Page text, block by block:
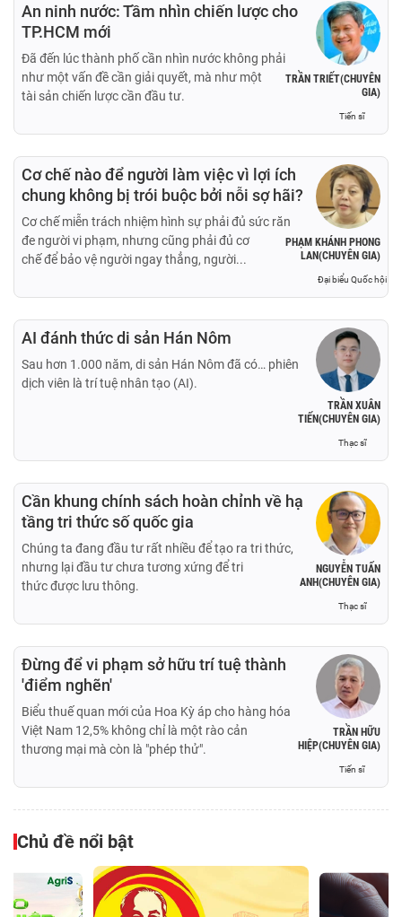
TRẦN TRIẾT(CHUYÊN
GIA)
Tiến sĩ
An ninh nước: Tầm nhìn chiến lược cho
TP.HCM mới
Đã đến lúc thành phố cần nhìn nước không phải
như một vấn đề cần giải quyết, mà như một
tài sản chiến lược cần đầu tư.
PHẠM KHÁNH PHONG
LAN(CHUYÊN GIA)
Đại biểu Quốc hội
Cơ chế nào để người làm việc vì lợi ích
chung không bị trói buộc bởi nỗi sợ hãi?
Cơ chế miễn trách nhiệm hình sự phải đủ sức răn
đe người vi phạm, nhưng cũng phải đủ cơ
chế để bảo vệ người ngay thẳng, người...
TRẦN XUÂN
TIẾN(CHUYÊN GIA)
Thạc sĩ
AI đánh thức di sản Hán Nôm
Sau hơn 1.000 năm, di sản Hán Nôm đã có… phiên
dịch viên là trí tuệ nhân tạo (AI).
NGUYỄN TUẤN
ANH(CHUYÊN GIA)
Thạc sĩ
Cần khung chính sách hoàn chỉnh về hạ
tầng tri thức số quốc gia
Chúng ta đang đầu tư rất nhiều để tạo ra tri thức,
nhưng lại đầu tư chưa tương xứng để tri
thức được lưu thông.
TRẦN HỮU
HIỆP(CHUYÊN GIA)
Tiến sĩ
Đừng để vi phạm sở hữu trí tuệ thành
'điểm nghẽn'
Biểu thuế quan mới của Hoa Kỳ áp cho hàng hóa
Việt Nam 12,5% không chỉ là một rào cản
thương mại mà còn là "phép thử".
Chủ đề nổi bật